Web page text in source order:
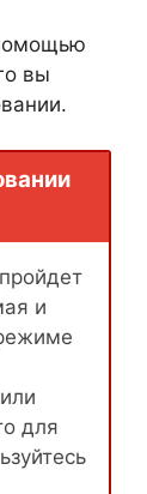
вы
и
для